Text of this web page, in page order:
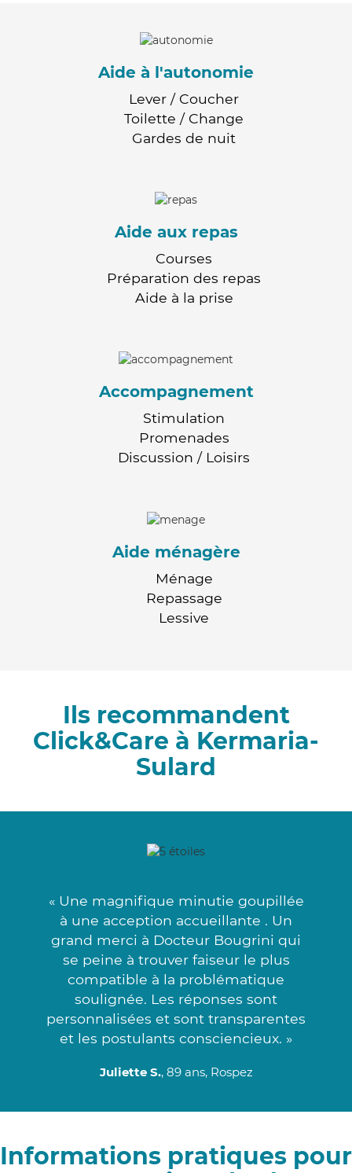
Aide à l'autonomie
Lever / Coucher
Toilette / Change
Gardes de nuit
Aide aux repas
Courses
Préparation des repas
Aide à la prise
Accompagnement
Stimulation
Promenades
Discussion / Loisirs
Aide ménagère
Ménage
Repassage
Lessive
Ils recommandent
Click&Care à Kermaria-
Sulard
« Une magnifique minutie goupillée
à une acception accueillante . Un
grand merci à Docteur Bougrini qui
se peine à trouver faiseur le plus
compatible à la problématique
soulignée. Les réponses sont
personnalisées et sont transparentes
et les postulants consciencieux. »
Juliette S., 89 ans, Rospez
Informations pratiques pour